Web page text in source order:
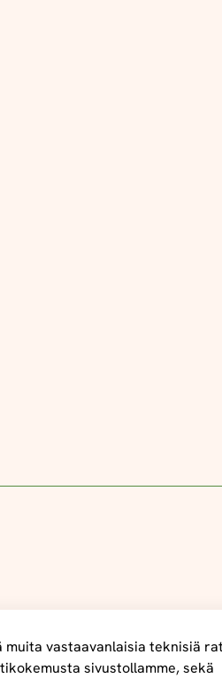
muita vastaavanlaisia teknisiä
sivustollamme, sekä